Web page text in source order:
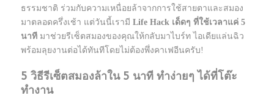
ธรรมชาติ ร่วมกับความเหนื่อยล้าจากการใช้สายตาและสมอง
มาตลอดครึ่งเช้า แต่วันนี้เรามี Life Hack เด็ดๆ ที่ใช้เวลาแค่ 5
นาที มาช่วยรีเซ็ตสมองของคุณให้กลับมาไบร์ท ไอเดียแล่นฉิว
พร้อมลุยงานต่อได้ทันทีโดยไม่ต้องพึ่งคาเฟอีนครับ!
5 วิธีรีเซ็ตสมองล้าใน 5 นาที ทำง่ายๆ ได้ที่โต๊ะ
ทำงาน